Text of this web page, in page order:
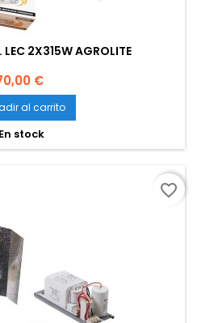
2X315W AGROLITE
€
al carrito
En stock
favorite_border